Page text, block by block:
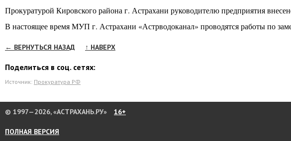
Прокуратурой Кировского района г. Астрахани руководителю предприятия
В настоящее время МУП г. Астрахани «Астрводоканал» проводятся работы по
← ВЕРНУТЬСЯ НАЗАД ↑ НАВЕРХ
Поделиться в соц. сетях:
Источник: Прокуратура РФ
© 1997—2026, «АСТРАХАНЬ.РУ» 16+
ПОЛНАЯ ВЕРСИЯ